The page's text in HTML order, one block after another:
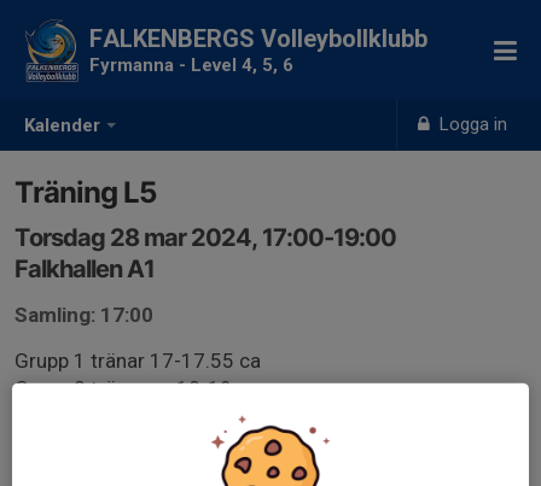
Kalender Logga in
FALKENBERGS Volleybollklubb
Fyrmanna - Level 4, 5, 6
Träning L5
Torsdag 28 mar 2024, 17:00-19:00
Falkhallen A1
Samling: 17:00
Grupp 1 tränar 17-17.55 ca
Grupp 2 tränar ca 18-19